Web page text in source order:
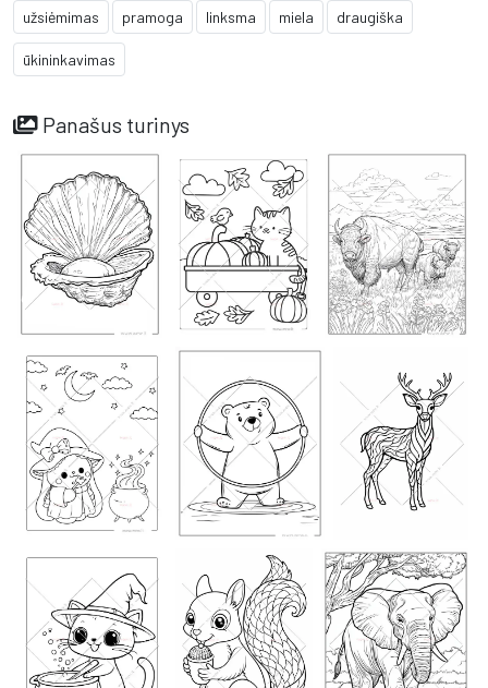
užsiėmimas pramoga linksma miela draugiška
ūkininkavimas
Panašus turinys